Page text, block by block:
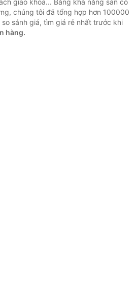
giao khoa... Bằng khả năng sẵn có
chúng tôi đã tổng hợp hơn 100000
sánh giá, tìm giá rẻ nhất trước khi
hàng.